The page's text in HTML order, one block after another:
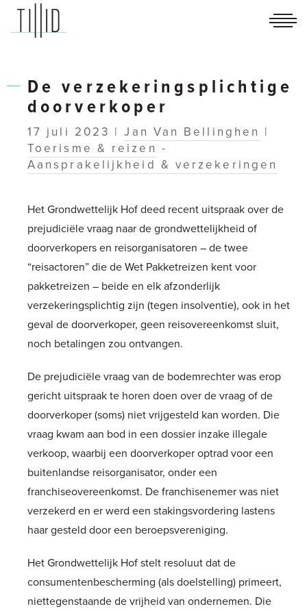
De verzekeringsplichtige
doorverkoper
17 juli 2023 |Jan Van Bellinghen |
Toerisme & reizen -
Aansprakelijkheid & verzekeringen
Het Grondwettelijk Hof deed recent uitspraak over de
prejudiciële vraag naar de grondwettelijkheid of
doorverkopers en reisorganisatoren – de twee
“reisactoren” die de Wet Pakketreizen kent voor
pakketreizen – beide en elk afzonderlijk
verzekeringsplichtig zijn (tegen insolventie), ook in het
geval de doorverkoper, geen reisovereenkomst sluit,
noch betalingen zou ontvangen.
De prejudiciële vraag van de bodemrechter was erop
gericht uitspraak te horen doen over de vraag of de
doorverkoper (soms) niet vrijgesteld kan worden. Die
vraag kwam aan bod in een dossier inzake illegale
verkoop, waarbij een doorverkoper optrad voor een
buitenlandse reisorganisator, onder een
franchiseovereenkomst. De franchisenemer was niet
verzekerd en er werd een stakingsvordering lastens
haar gesteld door een beroepsvereniging.
Het Grondwettelijk Hof stelt resoluut dat de
consumentenbescherming (als doelstelling) primeert,
niettegenstaande de vrijheid van ondernemen. Die